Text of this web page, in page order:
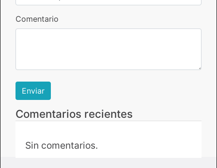
Comentario
Comentarios recientes
Sin comentarios.